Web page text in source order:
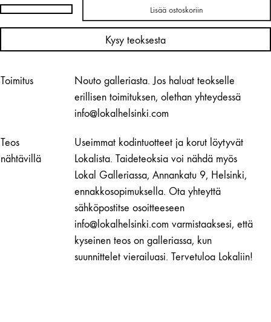
Raija
Malka
määrä
Lisää ostoskoriin
Kysy teoksesta
Toimitus
Nouto galleriasta. Jos haluat teokselle
erillisen toimituksen, olethan yhteydessä
info@lokalhelsinki.com
Teos
nähtävillä
Useimmat kodintuotteet ja korut löytyvät
Lokalista. Taideteoksia voi nähdä myös
Lokal Galleriassa, Annankatu 9, Helsinki,
ennakkosopimuksella. Ota yhteyttä
sähköpostitse osoitteeseen
info@lokalhelsinki.com varmistaaksesi, että
kyseinen teos on galleriassa, kun
suunnittelet vierailuasi. Tervetuloa Lokaliin!